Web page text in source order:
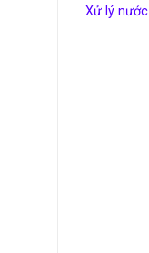
Xử lý nước